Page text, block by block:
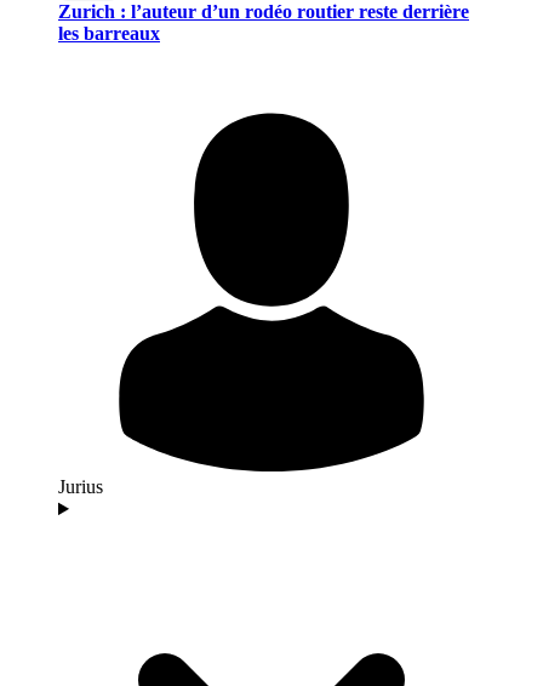
Zurich : l’auteur d’un rodéo routier reste derrière
les barreaux
Jurius